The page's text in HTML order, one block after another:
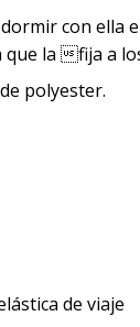
con ella
la fija a
polyester.